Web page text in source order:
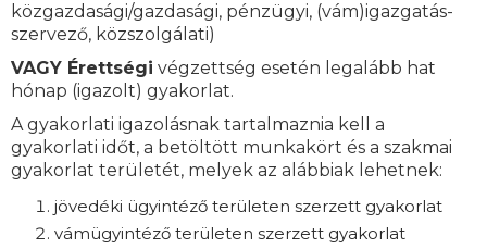
közgazdasági/gazdasági, pénzügyi, (vám)igazgatás-
szervező, közszolgálati)
VAGY Érettségi végzettség esetén legalább hat
hónap (igazolt) gyakorlat.
A gyakorlati igazolásnak tartalmaznia kell a
gyakorlati időt, a betöltött munkakört és a szakmai
gyakorlat területét, melyek az alábbiak lehetnek:
jövedéki ügyintéző területen szerzett gyakorlat
vámügyintéző területen szerzett gyakorlat